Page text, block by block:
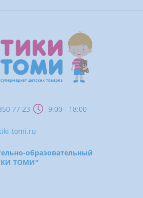
77 23 9:00 - 18:00
tomi.ru
образовательный
ТОМИ"